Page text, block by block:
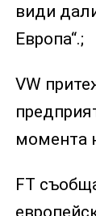
види
Европа“.;
VW
момента
FT